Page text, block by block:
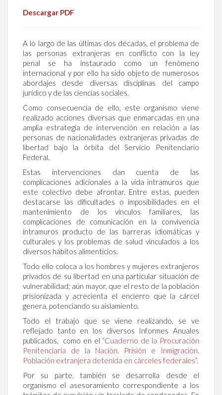
Descargar PDF
A lo largo de las últimas dos décadas, el problema de
las personas extranjeras en conflicto con la ley
penal se ha instaurado como un fenómeno
internacional y por ello ha sido objeto de numerosos
abordajes desde diversas disciplinas del campo
jurídico y de las ciencias sociales.
Como consecuencia de ello, este organismo viene
realizado acciones diversas que enmarcadas en una
amplia estrategia de intervención en relación a las
personas de nacionalidades extranjeras privadas de
libertad bajo la órbita del Servicio Penitenciario
Federal.
Estas intervenciones dan cuenta de las
complicaciones adicionales a la vida intramuros que
este colectivo debe afrontar. Entre estas, pueden
destacarse las dificultades o imposibilidades en el
mantenimiento de los vínculos familiares, las
complicaciones de comunicación en la convivencia
intramuros producto de las barreras idiomáticas y
culturales y los problemas de salud vinculados a los
diversos hábitos alimenticios.
Todo ello coloca a los hombres y mujeres extranjeros
privados de su libertad en una particular situación de
vulnerabilidad; aún mayor, que el resto de la población
prisionizada y acrecienta el encierro que la cárcel
genera, potenciando su aislamiento.
Todo el trabajo que se viene realizando, se ve
reflejado tanto en los diversos Informes Anuales
publicados, como en el “Cuaderno de la Procuración
Penitenciaria de la Nación. Prisión e Inmigración.
Población extranjera detenida en cárceles federales”.
Por su parte, también se desarrolla desde el
organismo el asesoramiento correspondiente a los